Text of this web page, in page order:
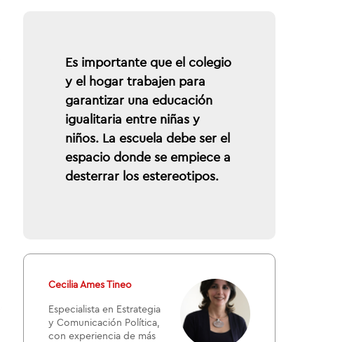
Es importante que el colegio
y el hogar trabajen para
garantizar una educación
igualitaria entre niñas y
niños. La escuela debe ser el
espacio donde se empiece a
desterrar los estereotipos.
Cecilia Ames Tineo
Especialista en Estrategia
y Comunicación Política,
con experiencia de más